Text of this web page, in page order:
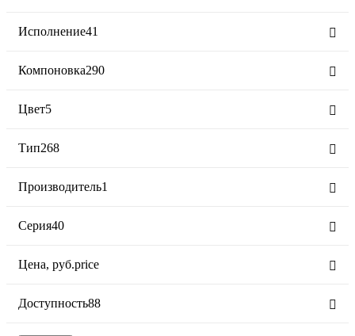
Исполнение41
Компоновка290
Цвет5
Тип268
Производитель1
Серия40
Цена, руб.price
Доступность88